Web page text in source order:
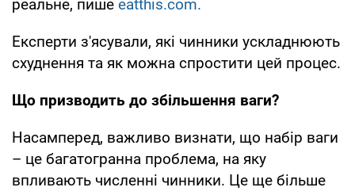
реальне, пише eatthis.com.
Експерти з'ясували, які чинники ускладнюють
схуднення та як можна спростити цей процес.
Що призводить до збільшення ваги?
Насамперед, важливо визнати, що набір ваги
– це багатогранна проблема, на яку
впливають численні чинники. Це ще більше